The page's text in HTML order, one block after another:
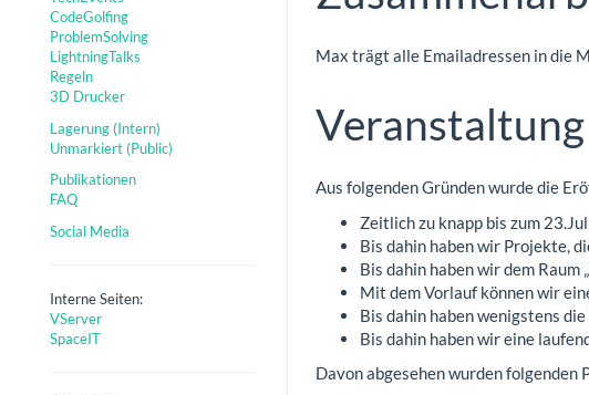
CodeGolfing
ProblemSolving
LightningTalks
Regeln
3D Drucker
Lagerung (Intern)
Unmarkiert (Public)
Publikationen
FAQ
Social Media
Interne Seiten:
VServer
SpaceIT
Max trägt alle Emailadressen in die
Veranstaltung
Aus folgenden Gründen wurde die
Zeitlich zu knapp bis zum
Bis dahin haben wir Projekte,
Bis dahin haben wir dem Raum
Mit dem Vorlauf können wir
Bis dahin haben wenigstens
Bis dahin haben wir eine
Davon abgesehen wurden folgenden